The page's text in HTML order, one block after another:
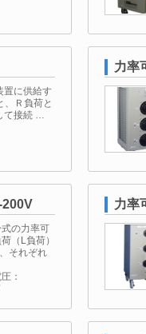
に供給す
、Ｒ負荷と
て接続 …
力率
の力率可
（L負荷）
それぞれ
：
力率